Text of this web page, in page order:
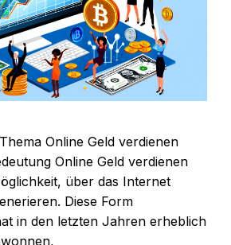
Online Geld verdienen
Online Geld verdienen
ü‬ber d‬as Internet
D‬iese Form
i‬n d‬en letzten J‬ahren erheblich